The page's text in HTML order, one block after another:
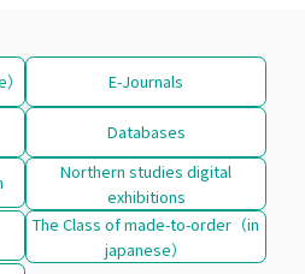
E-Journals
Databases
Northern studies digital
exhibitions
The Class of made-to-order（in
japanese）